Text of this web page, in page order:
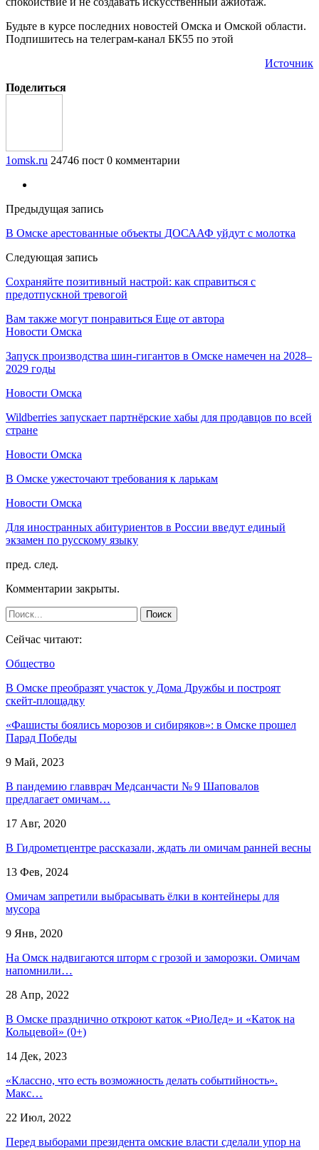
Будьте в курсе последних новостей Омска и Омской области.
Подпишитесь на телеграм-канал БК55 по этой
Источник
Поделиться
1omsk.ru 24746 пост 0 комментарии
Предыдущая запись
В Омске арестованные объекты ДОСААФ уйдут с молотка
Следующая запись
Сохраняйте позитивный настрой: как справиться с
предотпускной тревогой
Вам также могут понравиться Еще от автора
Новости Омска
Запуск производства шин-гигантов в Омске намечен на 2028–
2029 годы
Новости Омска
Wildberries запускает партнёрские хабы для продавцов по всей
стране
Новости Омска
В Омске ужесточают требования к ларькам
Новости Омска
Для иностранных абитуриентов в России введут единый
экзамен по русскому языку
пред. след.
Комментарии закрыты.
Сейчас читают:
Общество
В Омске преобразят участок у Дома Дружбы и построят
скейт-площадку
«Фашисты боялись морозов и сибиряков»: в Омске прошел
Парад Победы
9 Май, 2023
В пандемию главврач Медсанчасти № 9 Шаповалов
предлагает омичам…
17 Авг, 2020
В Гидрометцентре рассказали, ждать ли омичам ранней весны
13 Фев, 2024
Омичам запретили выбрасывать ёлки в контейнеры для
мусора
9 Янв, 2020
На Омск надвигаются шторм с грозой и заморозки. Омичам
напомнили…
28 Апр, 2022
В Омске празднично откроют каток «РиоЛед» и «Каток на
Кольцевой» (0+)
14 Дек, 2023
«Классно, что есть возможность делать событийность».
Макс…
22 Июл, 2022
Перед выборами президента омские власти сделали упор на